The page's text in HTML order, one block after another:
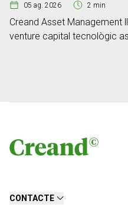
05 ag. 2026 2 min
Creand Asset Management
venture capital tecnològic
CONTACTE